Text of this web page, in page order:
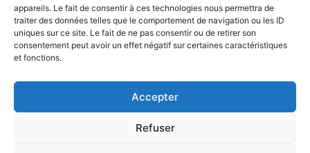
appareils. Le fait de consentir à ces technologies nous permettra de
traiter des données telles que le comportement de navigation ou les ID
uniques sur ce site. Le fait de ne pas consentir ou de retirer son
consentement peut avoir un effet négatif sur certaines caractéristiques
et fonctions.
Accepter
Refuser
CGV - CGL
Copyright © 2026 Aurum Omnes